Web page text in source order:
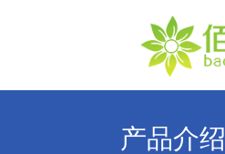
产品介绍